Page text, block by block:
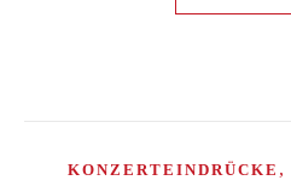
KONZERTEINDRÜCKE ,